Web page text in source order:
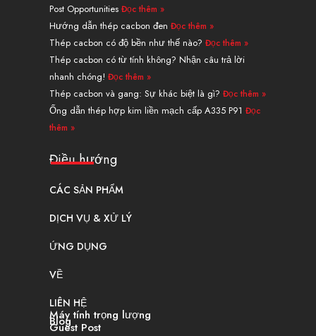
i
n
e
t
e
r
e
s
t
a
m
Post Opportunities Đọc thêm »
Hướng dẫn thép cacbon đen Đọc thêm »
Thép cacbon có độ bền như thế nào? Đọc thêm »
Thép cacbon có từ tính không? Nhận câu trả lời
nhanh chóng! Đọc thêm »
Thép cacbon và gang: Sự khác biệt là gì? Đọc thêm »
Ống dẫn thép hợp kim liền mạch cấp A335 P91 Đọc
thêm »
Điều hướng
CÁC SẢN PHẨM
DỊCH VỤ & XỬ LÝ
ỨNG DỤNG
VỀ
LIÊN HỆ
Máy tính trọng lượng
Blog
Guest Post